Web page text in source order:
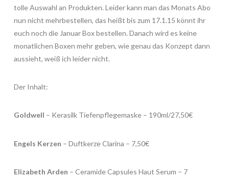
tolle Auswahl an Produkten. Leider kann man das Monats Abo
nun nicht mehrbestellen, das heißt bis zum 17.1.15 könnt ihr
euch noch die Januar Box bestellen. Danach wird es keine
monatlichen Boxen mehr geben, wie genau das Konzept dann
aussieht, weiß ich leider nicht.
Der Inhalt:
Goldwell – Kerasilk Tiefenpflegemaske – 190ml/27,50€
Engels Kerzen – Duftkerze Clarina – 7,50€
Elizabeth Arden – Ceramide Capsules Haut Serum – 7